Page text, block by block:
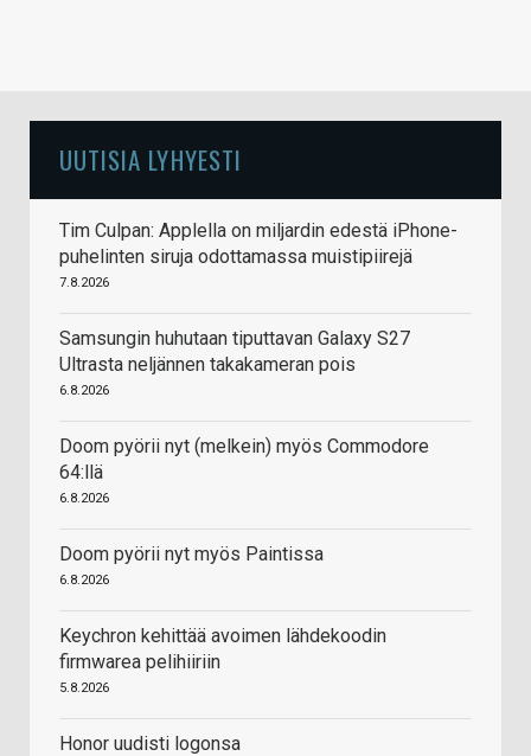
UUTISIA LYHYESTI
Tim Culpan: Applella on miljardin edestä iPhone-
puhelinten siruja odottamassa muistipiirejä
7.8.2026
Samsungin huhutaan tiputtavan Galaxy S27
Ultrasta neljännen takakameran pois
6.8.2026
Doom pyörii nyt (melkein) myös Commodore
64:llä
6.8.2026
Doom pyörii nyt myös Paintissa
6.8.2026
Keychron kehittää avoimen lähdekoodin
firmwarea pelihiiriin
5.8.2026
Honor uudisti logonsa